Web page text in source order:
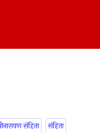
संहिता संहिता